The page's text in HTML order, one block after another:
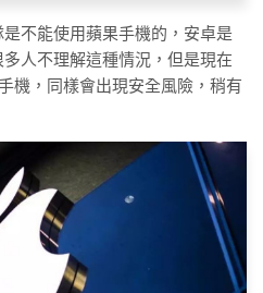
不能使用蘋果手機的，安卓是
人不理解這種情況，但是現在
機，同樣會出現安全風險，稍有